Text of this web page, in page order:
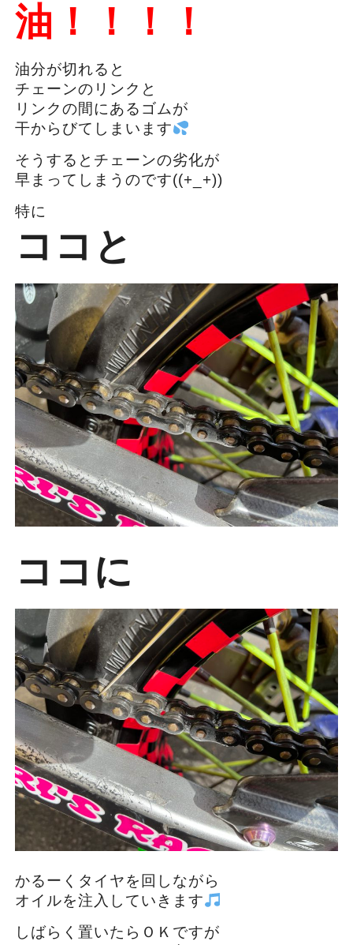
油！！！！
油分が切れると
チェーンのリンクと
リンクの間にあるゴムが
干からびてしまいます
そうするとチェーンの劣化が
早まってしまうのです((+_+))
特に
ココと
ココに
かるーくタイヤを回しながら
オイルを注入していきます
しばらく置いたらＯＫですが